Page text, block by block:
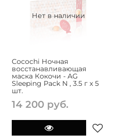
Нет в наличии
Cocochi Ночная
восстанавливающая
маска Кокочи - AG
Sleeping Pack N , 3.5 г х 5
шт.
14 200 руб.